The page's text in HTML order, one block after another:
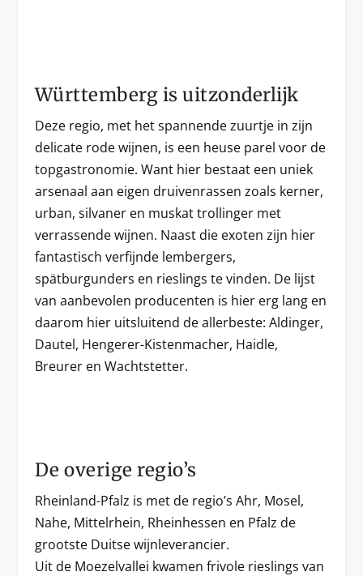
Württemberg is uitzonderlijk
Deze regio, met het spannende zuurtje in zijn
delicate rode wijnen, is een heuse parel voor de
topgastronomie. Want hier bestaat een uniek
arsenaal aan eigen druivenrassen zoals kerner,
urban, silvaner en muskat trollinger met
verrassende wijnen. Naast die exoten zijn hier
fantastisch verfijnde lembergers,
spätburgunders en rieslings te vinden. De lijst
van aanbevolen producenten is hier erg lang en
daarom hier uitsluitend de allerbeste: Aldinger,
Dautel, Hengerer-Kistenmacher, Haidle,
Breurer en Wachtstetter.
De overige regio’s
Rheinland-Pfalz is met de regio’s Ahr, Mosel,
Nahe, Mittelrhein, Rheinhessen en Pfalz de
grootste Duitse wijnleverancier.
Uit de Moezelvallei kwamen frivole rieslings van